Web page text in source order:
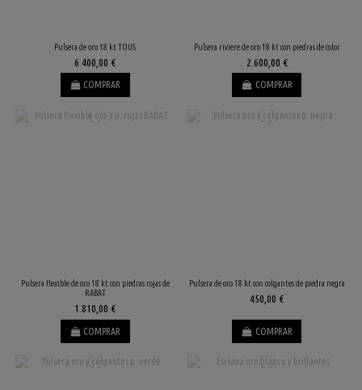
Pulsera de oro 18 kt TOUS
6.400,00 €
COMPRAR
Pulsera riviere de oro 18 kt con piedras de color
2.600,00 €
COMPRAR
Pulsera flexible de oro 18 kt con piedras rojas de
RABAT
1.810,00 €
COMPRAR
Pulsera de oro 18 kt con colgantes de piedra negra
450,00 €
COMPRAR